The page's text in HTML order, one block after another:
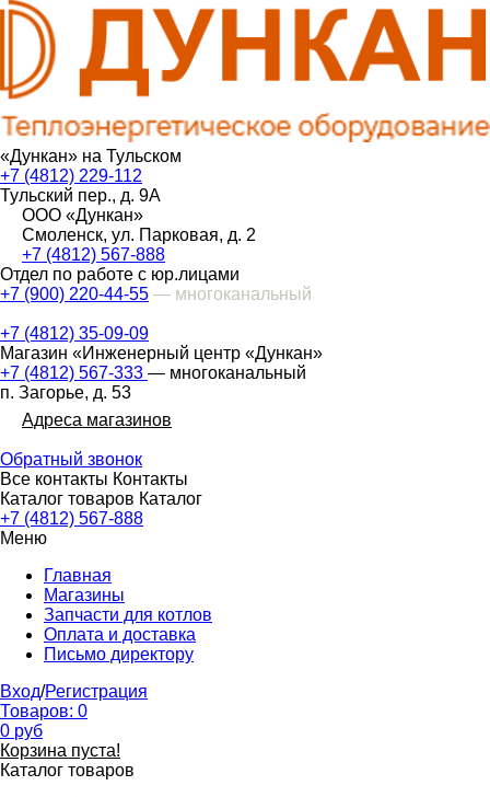
«Дункан» на Тульском
+7 (4812) 229-112
Тульский пер., д. 9А
ООО «Дункан»
Смоленск, ул. Парковая, д. 2
+7 (4812) 567-888
Отдел по работе с юр.лицами
+7 (900) 220-44-55 — многоканальный
+7 (4812) 35-09-09
Магазин «Инженерный центр «Дункан»
+7 (4812) 567-333 — многоканальный
п. Загорье, д. 53
Адреса магазинов
Обратный звонок
Все контакты Контакты
Каталог товаров Каталог
+7 (4812) 567-888
Меню
Главная
Магазины
Запчасти для котлов
Оплата и доставка
Письмо директору
Вход/Регистрация
Товаров: 0
0 руб
Корзина пуста!
Каталог товаров